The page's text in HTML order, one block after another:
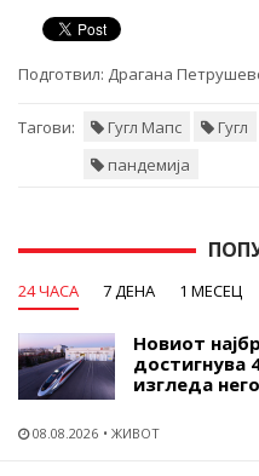
Подготвил: Драгана
Тагови: Гугл Мапс Гугл
пандемија
24 ЧАСА 7 ДЕНА 1 МЕСЕЦ
Новиот
достигнува
изгледа
08.08.2026 ЖИВОТ